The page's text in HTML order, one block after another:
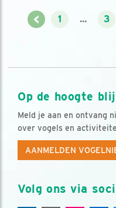
< 1 ... 3
Op de hoogte
Meld je aan en ontvang
over vogels en
AANMELDEN
Volg ons via